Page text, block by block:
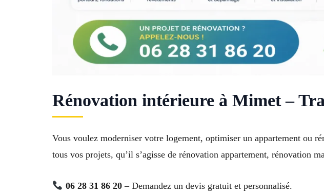
Rénovation intérieure à Mimet –
Vous voulez moderniser votre logement, optimiser un appartement ou
tous vos projets, qu’il s’agisse de rénovation appartement, rénovation
06 28 31 86 20– Demandez un devis gratuit et personnalisé.